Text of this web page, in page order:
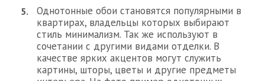
Однотонные обои становятся популярными в
квартирах, владельцы которых выбирают
стиль минимализм. Так же используют в
сочетании с другими видами отделки. В
качестве ярких акцентов могут служить
картины, шторы, цветы и другие предметы